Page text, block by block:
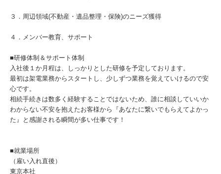
３．周辺領域(不動産・遺品整理・保険)のニーズ獲得
４．メンバー教育、サポート
■研修体制＆サポート体制
入社後１か月程は、しっかりとした研修を予定しております。
最初は架電業務からスタートし、少しずつ業務を覚えていけるので安
心です。
相続手続きは数多く経験することではないため、誰に相談していいか
わからない不安を抱えたお客様から『あなたに繋いでもらえてよかっ
た』と感謝される瞬間が多い仕事です！
■就業場所
（雇い入れ直後）
東京本社